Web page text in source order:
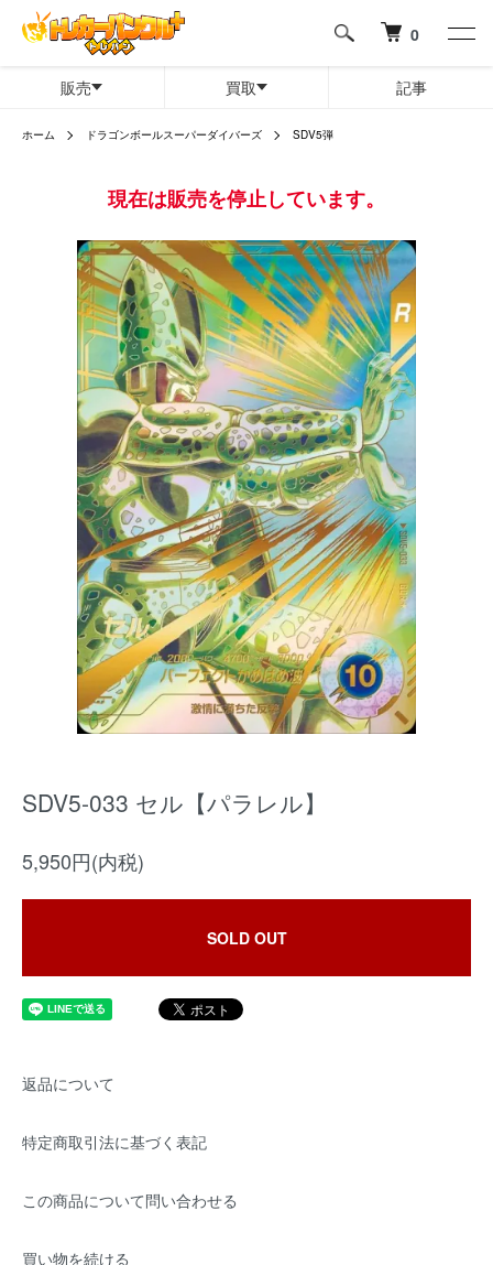
0
販売 買取 記事
ホーム ドラゴンボールスーパーダイバーズ SDV5弾
現在は販売を停止しています。
SDV5-033 セル【パラレル】
5,950円(内税)
SOLD OUT
返品について
特定商取引法に基づく表記
この商品について問い合わせる
買い物を続ける